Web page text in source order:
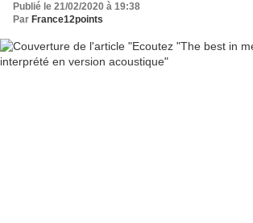
Publié le 21/02/2020 à 19:38
Par France12points